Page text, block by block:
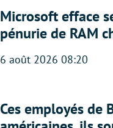
Microsoft efface
pénurie de RAM
6 août 2026 08:20
Ces employés de